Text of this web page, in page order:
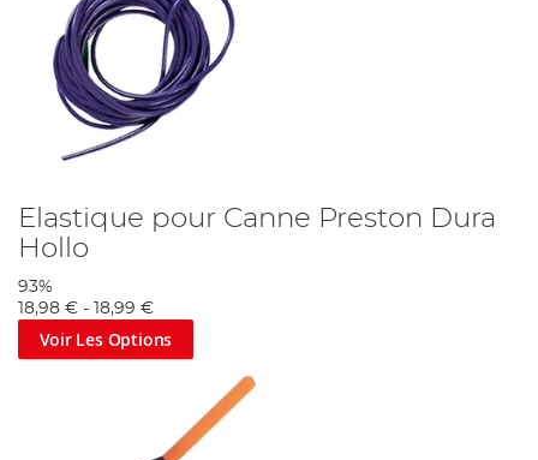
Elastique pour Canne Preston Dura
Hollo
93%
18,98 € - 18,99 €
Voir Les Options